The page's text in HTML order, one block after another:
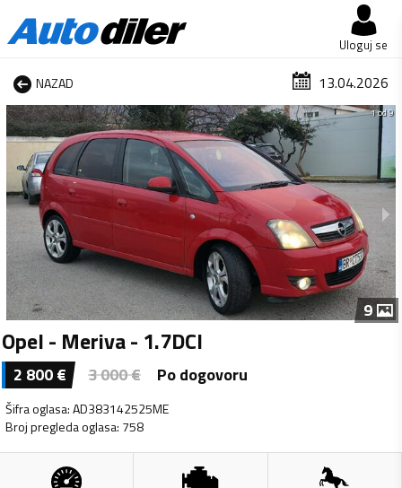
Uloguj se
NAZAD 13.04.2026
1 od 9
9
Opel - Meriva - 1.7DCI
2 800€ 3 000€ Po dogovoru
Šifra oglasa:AD383142525ME
Broj pregleda oglasa: 758